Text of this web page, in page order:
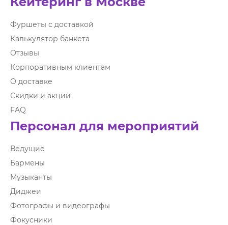
Фуршеты с доставкой
Калькулятор банкета
Отзывы
Корпоративным клиентам
О доставке
Скидки и акции
FAQ
Персонал для мероприятий
Ведущие
Бармены
Музыканты
Диджеи
Фотографы и видеографы
Фокусники